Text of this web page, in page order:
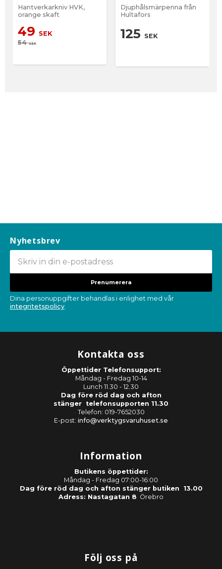
Hantverkarkniv HVK,
orange skaft
49 SEK
54SEK
Djuphålsmärpenna från
Hultafors
125 SEK
Nyhetsbrev
Prenumerera
Dina personuppgifter behandlas i enlighet med vår
integritetspolicy.
Kontakta oss
Öppettider Telefonsupport:
Måndag - Fredag 10-14
Lunch 11.30 - 12.30
Dag före röd dag och afton
stänger telefonsupporten 11.30
Telefon: 019-7652030
E-post: info@verktygsvaruhuset.se
Information
Butikens öppettider:
Måndag - Fredag 07:00-16:00
Dag före röd dag och afton stänger butiken 13.00
Adress: Nastagatan 8 Örebro
Följ oss på